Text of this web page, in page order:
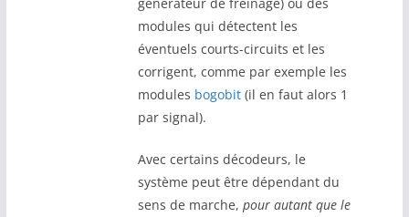
modules qui détectent les
éventuels courts-circuits et les
corrigent, comme par exemple les
modules bogobit(il en faut alors 1
par signal).
Avec certains décodeurs, le
système peut être dépendant du
sens de marche, pour autant que le